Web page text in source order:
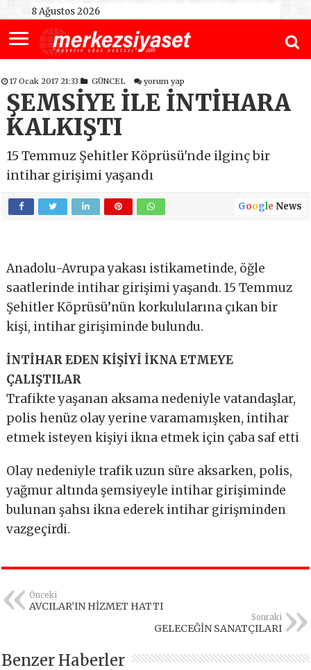
8 Ağustos 2026
17 Ocak 2017 21:33 GÜNCEL yorum yap
ŞEMSİYE İLE İNTİHARA
KALKIŞTI
15 Temmuz Şehitler Köprüsü'nde ilginç bir
intihar girişimi yaşandı
Google News
Anadolu-Avrupa yakası istikametinde, öğle
saatlerinde intihar girişimi yaşandı. 15 Temmuz
Şehitler Köprüsü’nün korkulularına çıkan bir
kişi, intihar girişiminde bulundu.
İNTİHAR EDEN KİŞİYİ İKNA ETMEYE
ÇALIŞTILAR
Trafikte yaşanan aksama nedeniyle vatandaşlar,
polis henüz olay yerine varamamışken, intihar
etmek isteyen kişiyi ikna etmek için çaba saf etti
Olay nedeniyle trafik uzun süre aksarken, polis,
yağmur altında şemsiyeyle intihar girişiminde
bulunan şahsı ikna ederek intihar girişminden
vazgeçirdi.
Önceki
AVCILAR’IN HİZMET HATTI
Sonraki
GELECEĞİN SANATÇILARI
Benzer Haberler